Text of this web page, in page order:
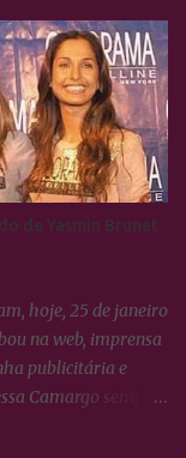
de Yasmin Brunet
hoje, 25 de janeiro
na web, imprensa
publicitária e
Camargo sempre